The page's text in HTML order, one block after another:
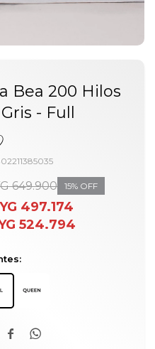
Bea 200 Hilos
- Full
649.900 15
497.174
524.794
 